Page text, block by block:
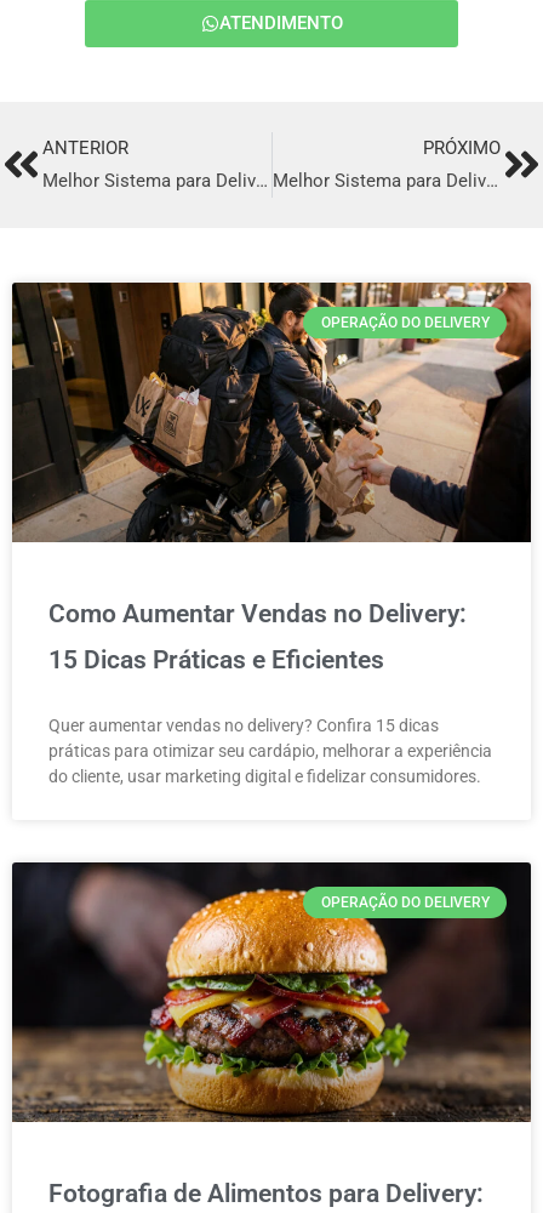
ATENDIMENTO
PrevANTERIOR
Melhor Sistema para Delivery em Jales
PRÓXIMO
Melhor Sistema para Delivery em Cornélio Procópio
OPERAÇÃO DO DELIVERY
Como Aumentar Vendas no Delivery:
15 Dicas Práticas e Eficientes
Quer aumentar vendas no delivery? Confira 15 dicas
práticas para otimizar seu cardápio, melhorar a experiência
do cliente, usar marketing digital e fidelizar consumidores.
OPERAÇÃO DO DELIVERY
Fotografia de Alimentos para Delivery: